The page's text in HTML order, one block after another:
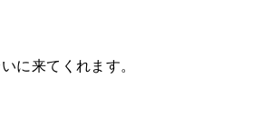
に来てくれます。